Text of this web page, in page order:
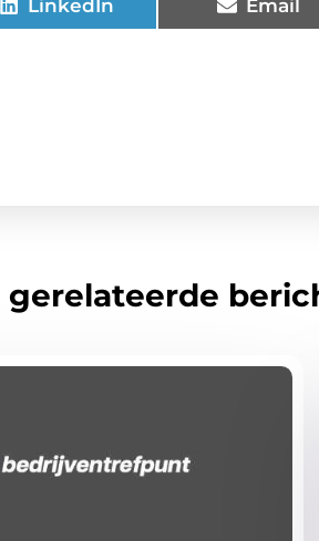
LinkedIn Email
gerelateerde